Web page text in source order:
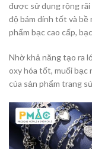
được sử dụng rộng rãi
độ bám dính tốt và bề
phẩm bạc cao cấp,
Nhờ khả năng tạo ra
oxy hóa tốt, muối bạc
của sản phẩm trang